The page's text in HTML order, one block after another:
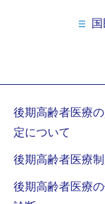
後期高齢者医療
定について
後期高齢者医療
後期高齢者医療